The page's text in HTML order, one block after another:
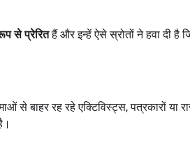
से प्रेरितहैं और इन्हें ऐसे स्रोतों ने हवा दी है
से बाहर रह रहे एक्टिविस्ट्स, पत्रकारों या